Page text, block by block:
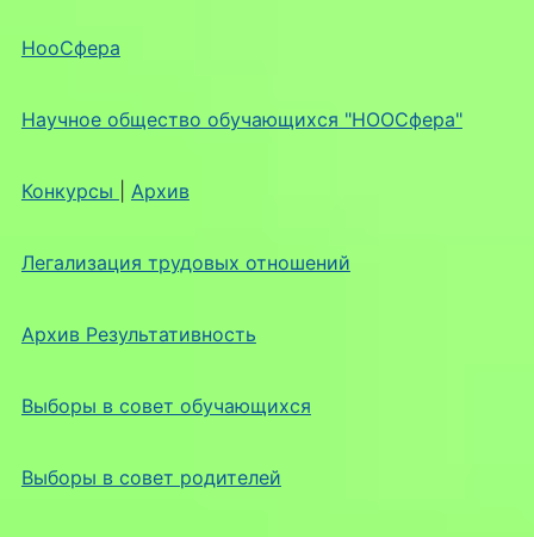
НооСфера
Научное общество обучающихся "НООСфера"
Конкурсы Архив
Легализация трудовых отношений
Архив Результативность
Выборы в совет обучающихся
Выборы в совет родителей